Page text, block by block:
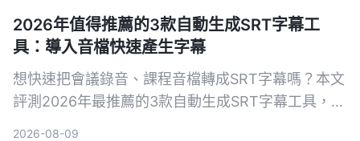
2026年值得推薦的3款自動生成SRT字幕工
具：導入音檔快速產生字幕
想快速把會議錄音、課程音檔轉成SRT字幕嗎？本文
評測2026年最推薦的3款自動生成SRT字幕工具，並
2026-08-09